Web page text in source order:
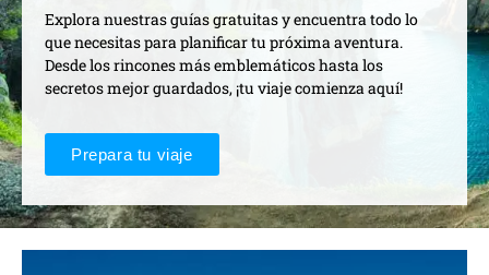
Explora nuestras guías gratuitas y encuentra todo lo
que necesitas para planificar tu próxima aventura.
Desde los rincones más emblemáticos hasta los
secretos mejor guardados, ¡tu viaje comienza aquí!
Prepara tu viaje